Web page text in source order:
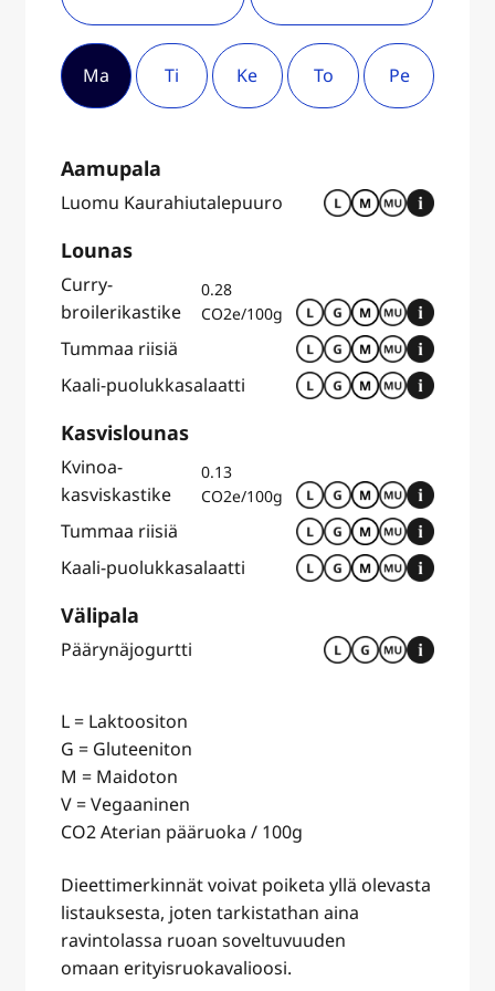
Ma Ti Ke To Pe
Aamupala
Luomu Kaurahiutalepuuro
Lounas
Curry-
broilerikastike
0.28
CO2e/100g
Tummaa riisiä
Kaali-puolukkasalaatti
Kasvislounas
Kvinoa-
kasviskastike
0.13
CO2e/100g
Tummaa riisiä
Kaali-puolukkasalaatti
Välipala
Päärynäjogurtti
L = Laktoositon
G = Gluteeniton
M = Maidoton
V = Vegaaninen
CO2 Aterian pääruoka / 100g
Dieettimerkinnät voivat poiketa yllä olevasta
listauksesta, joten tarkistathan aina
ravintolassa ruoan soveltuvuuden
omaan erityisruokavalioosi.